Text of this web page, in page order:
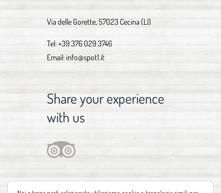
Via delle Gorette, 57023 Cecina (LI)
Tel:+39 376 029 3746
Email: info@spot1.it
Share your experience
with us